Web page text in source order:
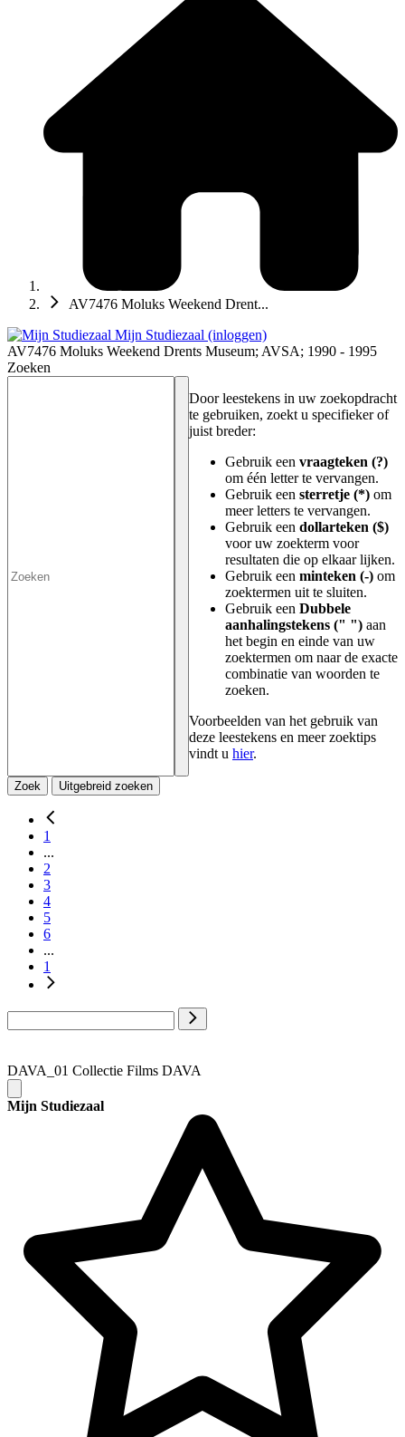
AV7476 Moluks Weekend Drent...
Mijn Studiezaal (inloggen)
AV7476 Moluks Weekend Drents Museum; AVSA; 1990 - 1995
Zoeken
Door leestekens in uw zoekopdracht
te gebruiken, zoekt u specifieker of
juist breder:
Gebruik een vraagteken (?)
om één letter te vervangen.
Gebruik een sterretje (*) om
meer letters te vervangen.
Gebruik een dollarteken ($)
voor uw zoekterm voor
resultaten die op elkaar lijken.
Gebruik een minteken (-) om
zoektermen uit te sluiten.
Gebruik een Dubbele
aanhalingstekens (" ") aan
het begin en einde van uw
zoektermen om naar de exacte
combinatie van woorden te
zoeken.
Voorbeelden van het gebruik van
deze leestekens en meer zoektips
vindt u hier.
Zoek Uitgebreid zoeken
1
...
2
3
4
5
6
...
1
DAVA_01 Collectie Films DAVA
Mijn Studiezaal